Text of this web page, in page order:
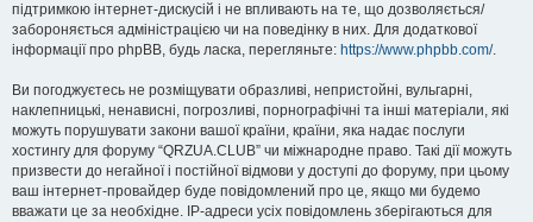
підтримкою інтернет-дискусій і не впливають на те, що дозволяється/
забороняється адміністрацією чи на поведінку в них. Для додаткової
інформації про phpBB, будь ласка, перегляньте: https://www.phpbb.com/.
Ви погоджуєтесь не розміщувати образливі, непристойні, вульгарні,
наклепницькі, ненависні, погрозливі, порнографічні та інші матеріали, які
можуть порушувати закони вашої країни, країни, яка надає послуги
хостингу для форуму “QRZUA.CLUB” чи міжнародне право. Такі дії можуть
призвести до негайної і постійної відмови у доступі до форуму, при цьому
ваш інтернет-провайдер буде повідомлений про це, якщо ми будемо
вважати це за необхідне. IP-адреси усіх повідомлень зберігаються для